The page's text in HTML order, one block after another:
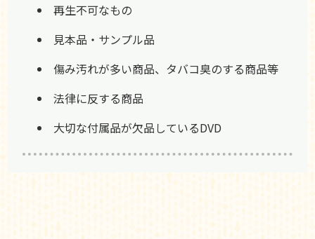
再生不可なもの
見本品・サンプル品
傷み汚れが多い商品、タバコ臭のする商品等
法律に反する商品
大切な付属品が欠品しているDVD